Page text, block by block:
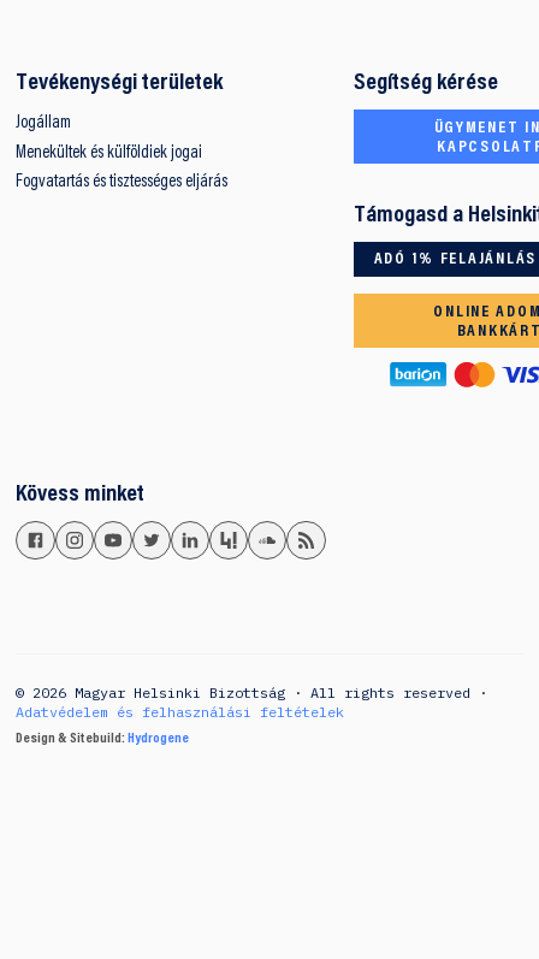
Tevékenységi területek
Jogállam
Menekültek és külföldiek jogai
Fogvatartás és tisztességes eljárás
Segítség kérése
ÜGYMENET
Támogasd a
ADÓ 1% FELAJÁNLÁS
ONLINE
Kövess minket
© 2026 Magyar Helsinki Bizottság · All rights reserved ·
Adatvédelem és felhasználási feltételek
Design & Sitebuild: Hydrogene